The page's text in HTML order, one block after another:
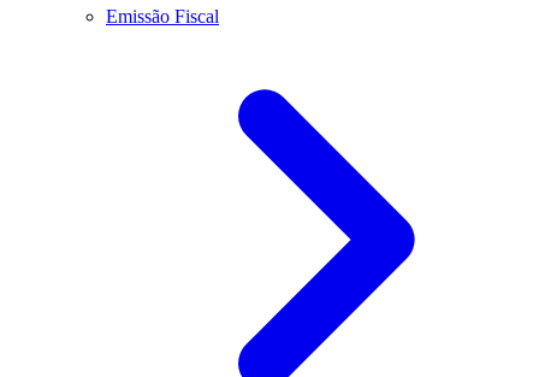
Emissão Fiscal